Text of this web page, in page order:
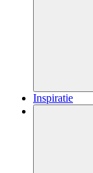
Inspiratie